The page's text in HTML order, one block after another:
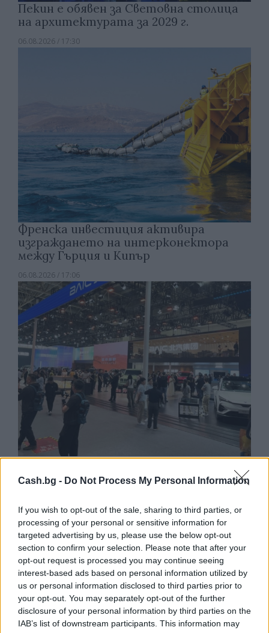
Cash.bg - Do Not Process My Personal Information
If you wish to opt-out of the sale, sharing to third parties, or
processing of your personal or sensitive information for
targeted advertising by us, please use the below opt-out
section to confirm your selection. Please note that after your
opt-out request is processed you may continue seeing
interest-based ads based on personal information utilized by
us or personal information disclosed to third parties prior to
your opt-out. You may separately opt-out of the further
disclosure of your personal information by third parties on the
IAB’s list of downstream participants. This information may
Пекин е обявен за Световна столица
на архитектурата за 2029 г.
06.08.2026 / 17:30
Френска инвестиция активира
изграждането на интерконектора
между Гърция и Кипър
06.08.2026 / 17:06
Износът на електромобили от Китай
е нараснал със 120%